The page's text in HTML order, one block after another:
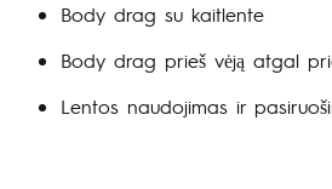
Body drag su kaitlente
Body drag prieš vėją atgal
Lentos naudojimas ir